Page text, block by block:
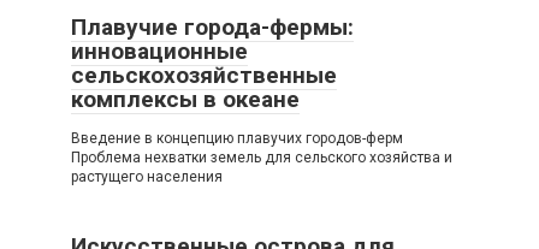
Плавучие города-фермы:
инновационные
сельскохозяйственные
комплексы в океане
Введение в концепцию плавучих городов-ферм
Проблема нехватки земель для сельского хозяйства и
растущего населения